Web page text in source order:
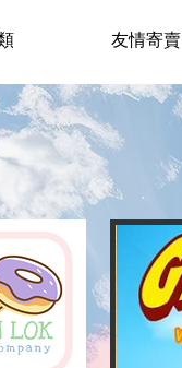
友情寄賣